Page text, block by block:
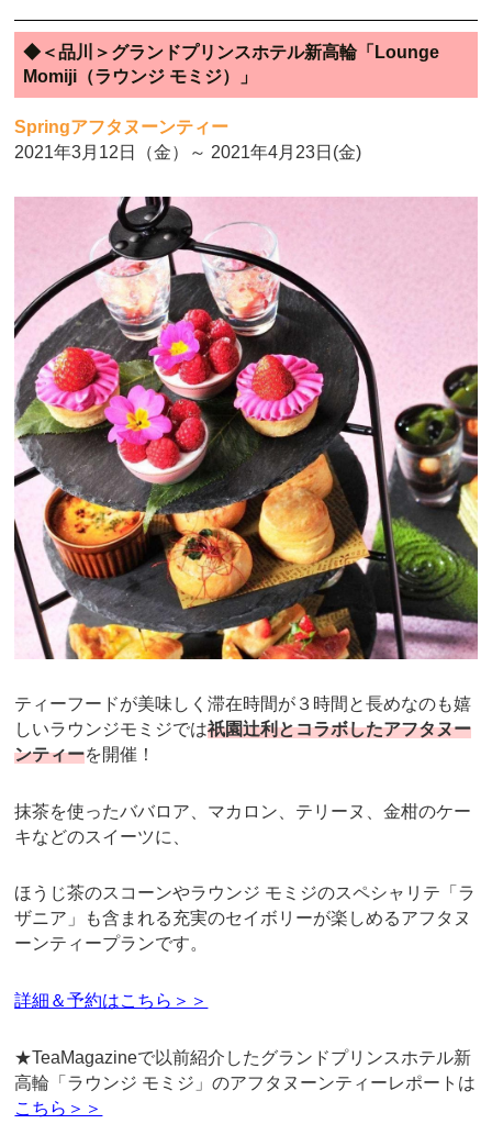
◆＜品川＞グランドプリンスホテル新高輪「Lounge
Momiji（ラウンジ モミジ）」
Springアフタヌーンティー
2021年3月12日（金）～ 2021年4月23日(金)
ティーフードが美味しく滞在時間が３時間と長めなのも嬉
しいラウンジモミジでは祇園辻利とコラボしたアフタヌー
ンティーを開催！
抹茶を使ったババロア、マカロン、テリーヌ、金柑のケー
キなどのスイーツに、
ほうじ茶のスコーンやラウンジ モミジのスペシャリテ「ラ
ザニア」も含まれる充実のセイボリーが楽しめるアフタヌ
ーンティープランです。
詳細＆予約はこちら＞＞
★TeaMagazineで以前紹介したグランドプリンスホテル新
高輪「ラウンジ モミジ」のアフタヌーンティーレポートは
こちら＞＞